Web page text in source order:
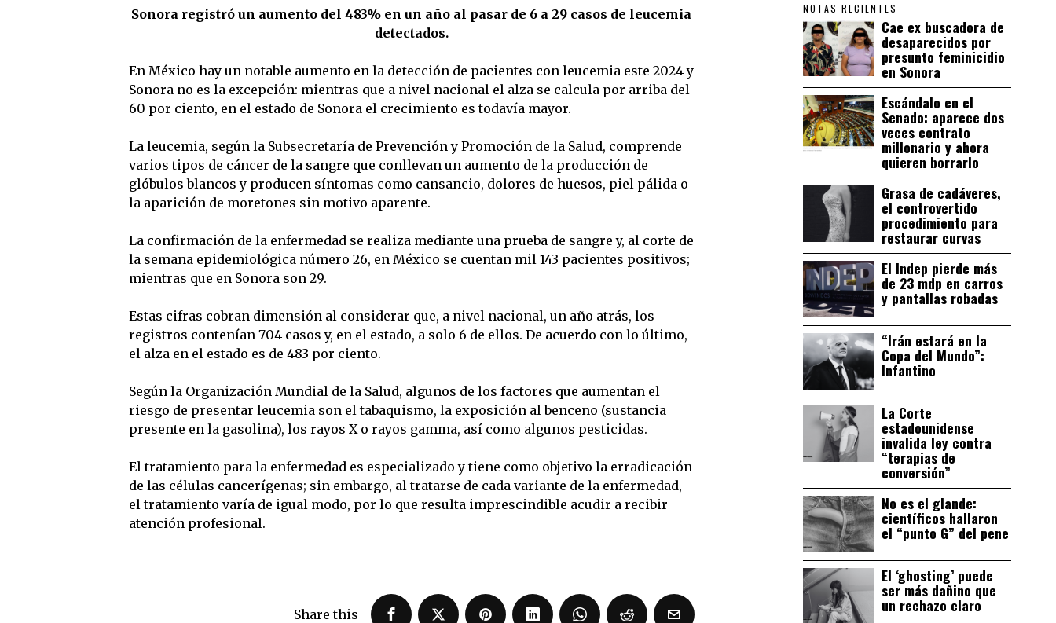
Sonora registró un aumento del 483% en un año al pasar de 6 a 29 casos de leucemia
detectados.
En México hay un notable aumento en la detección de pacientes con leucemia este 2024 y
Sonora no es la excepción: mientras que a nivel nacional el alza se calcula por arriba del
60 por ciento, en el estado de Sonora el crecimiento es todavía mayor.
La leucemia, según la Subsecretaría de Prevención y Promoción de la Salud, comprende
varios tipos de cáncer de la sangre que conllevan un aumento de la producción de
glóbulos blancos y producen síntomas como cansancio, dolores de huesos, piel pálida o
la aparición de moretones sin motivo aparente.
La confirmación de la enfermedad se realiza mediante una prueba de sangre y, al corte de
la semana epidemiológica número 26, en México se cuentan mil 143 pacientes positivos;
mientras que en Sonora son 29.
Estas cifras cobran dimensión al considerar que, a nivel nacional, un año atrás, los
registros contenían 704 casos y, en el estado, a solo 6 de ellos. De acuerdo con lo último,
el alza en el estado es de 483 por ciento.
Según la Organización Mundial de la Salud, algunos de los factores que aumentan el
riesgo de presentar leucemia son el tabaquismo, la exposición al benceno (sustancia
presente en la gasolina), los rayos X o rayos gamma, así como algunos pesticidas.
El tratamiento para la enfermedad es especializado y tiene como objetivo la erradicación
de las células cancerígenas; sin embargo, al tratarse de cada variante de la enfermedad,
el tratamiento varía de igual modo, por lo que resulta imprescindible acudir a recibir
atención profesional.
Share this
NOTAS RECIENTES
Cae ex buscadora de
desaparecidos por
presunto feminicidio
en Sonora
Escándalo en el
Senado: aparece dos
veces contrato
millonario y ahora
quieren borrarlo
Grasa de cadáveres,
el controvertido
procedimiento para
restaurar curvas
El Indep pierde más
de 23 mdp en carros
y pantallas robadas
“Irán estará en la
Copa del Mundo”:
Infantino
La Corte
estadounidense
invalida ley contra
“terapias de
conversión”
No es el glande:
científicos hallaron
el “punto G” del pene
El ‘ghosting’ puede
ser más dañino que
un rechazo claro